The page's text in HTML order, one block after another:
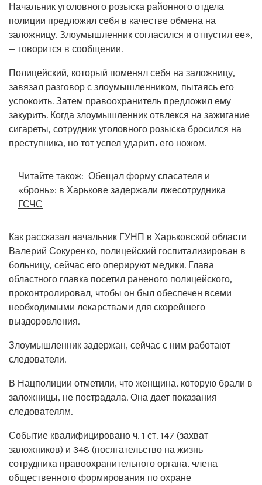
Начальник уголовного розыска районного отдела
полиции предложил себя в качестве обмена на
заложницу. Злоумышленник согласился и отпустил ее»,
— говорится в сообщении.
Полицейский, который поменял себя на заложницу,
завязал разговор с злоумышленником, пытаясь его
успокоить. Затем правоохранитель предложил ему
закурить. Когда злоумышленник отвлекся на зажигание
сигареты, сотрудник уголовного розыска бросился на
преступника, но тот успел ударить его ножом.
Читайте також: Обещал форму спасателя и
«бронь»: в Харькове задержали лжесотрудника
ГСЧС
Как рассказал начальник ГУНП в Харьковской области
Валерий Сокуренко, полицейский госпитализирован в
больницу, сейчас его оперируют медики. Глава
областного главка посетил раненого полицейского,
проконтролировал, чтобы он был обеспечен всеми
необходимыми лекарствами для скорейшего
выздоровления.
Злоумышленник задержан, сейчас с ним работают
следователи.
В Нацполиции отметили, что женщина, которую брали в
заложницы, не пострадала. Она дает показания
следователям.
Событие квалифицировано ч. 1 ст. 147 (захват
заложников) и 348 (посягательство на жизнь
сотрудника правоохранительного органа, члена
общественного формирования по охране